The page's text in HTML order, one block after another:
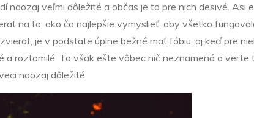
naozaj veľmi dôležité a občas je to pre nich desivé. Asi
na to, ako čo najlepšie vymyslieť, aby všetko
je v podstate úplne bežné mať fóbiu, aj keď pre
a roztomilé. To však ešte vôbec nič neznamená a
naozaj dôležité.